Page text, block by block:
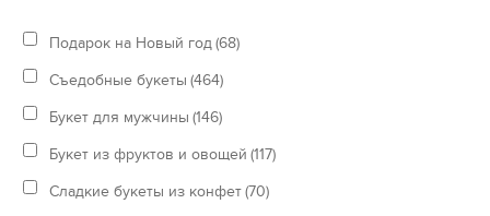
Подарок на Новый год(68)
Съедобные букеты (464)
Букет для мужчины (146)
Букет из фруктов и овощей (117)
Сладкие букеты из конфет(70)